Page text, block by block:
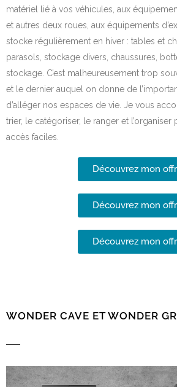
matériel lié à vos véhicules, aux
et autres deux roues, aux équipements
stocke régulièrement en hiver : tables et
parasols, stockage divers, chaussures,
stockage. C’est malheureusement trop
et le dernier auquel on donne de
d’alléger nos espaces de vie. Je vous
trier, le catégoriser, le ranger et l’organiser
accès faciles.
Découvrez mon
Découvrez mon
Découvrez mon
WONDER CAVE ET WONDER